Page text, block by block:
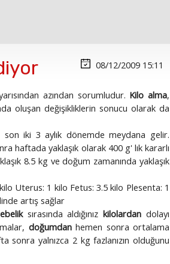
08/12/2009 15:11
azından sorumludur. Kilo alma,
oluşan değişikliklerin sonucu olarak da
son iki 3 aylık dönemde meydana gelir.
haftada yaklaşık olarak 400 g' lık kararlı
8.5 kg ve doğum zamanında yaklaşık
Uterus: 1 kilo Fetus: 3.5 kilo Plesenta: 1
artış sağlar
sırasında aldığınızkilolardan dolayı
doğumdanhemen sonra ortalama
sonra yalnızca 2 kg fazlanızın olduğunu